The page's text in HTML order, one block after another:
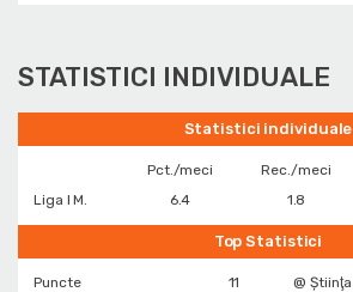
STATISTICI INDIVIDUALE
Statistici individuale
Pct./meci Rec./meci
Liga I M.
6.4 1.8
Top Statistici
Puncte 11 @ Ştiinţa